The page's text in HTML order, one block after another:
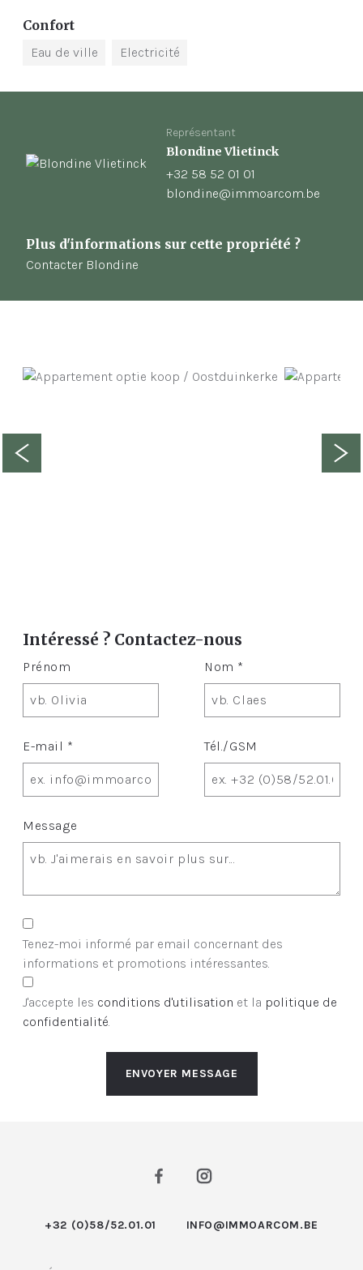
Confort
Eau de ville Electricité
Représentant
Blondine Vlietinck
+32 58 52 01 01
blondine@immoarcom.be
Plus d'informations sur cette propriété ?
Contacter Blondine
Intéressé ? Contactez-nous
Prénom Nom *
E-mail * Tél./GSM
Message
Tenez-moi informé par email concernant des
informations et promotions intéressantes.
J'accepte les conditions d'utilisation et la politique de
confidentialité
ENVOYER MESSAGE
+32 (0)58/52.01.01 INFO@IMMOARCOM.BE